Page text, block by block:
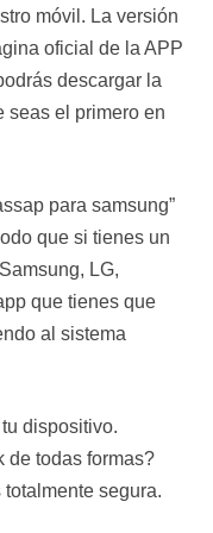
móvil. La versión
oficial de la APP
descargar la
seas el primero en
para samsung”
que si tienes un
LG,
que tienes que
al sistema
dispositivo.
de todas formas?
segura.